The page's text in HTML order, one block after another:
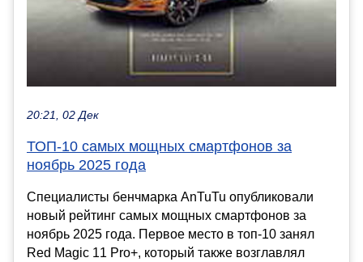
20:21, 02 Дек
ТОП-10 самых мощных смартфонов за
ноябрь 2025 года
Специалисты бенчмарка AnTuTu опубликовали
новый рейтинг самых мощных смартфонов за
ноябрь 2025 года. Первое место в топ-10 занял
Red Magic 11 Pro+, который также возглавлял